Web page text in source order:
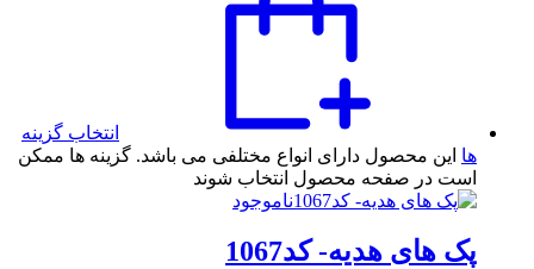
انتخاب گزینه
ها این محصول دارای انواع مختلفی می باشد. گزینه ها ممکن
است در صفحه محصول انتخاب شوند
ناموجود
پک های هدیه- کد1067